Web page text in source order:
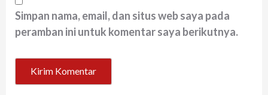
Simpan nama, email, dan situs web saya pada
peramban ini untuk komentar saya berikutnya.